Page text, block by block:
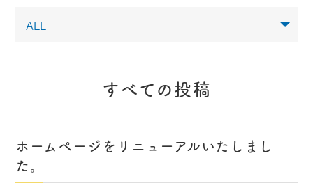
すべての投稿
ホームページをリニューアルいたしまし
た。